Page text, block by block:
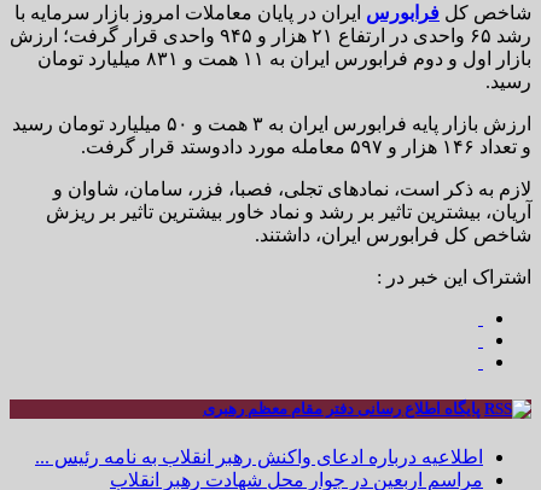
شاخص کل فرابورس ایران در پایان معاملات امروز بازار سرمایه با
رشد ۶۵ واحدی در ارتفاع ۲۱ هزار و ۹۴۵ واحدی قرار گرفت؛ ارزش
بازار اول و دوم فرابورس ایران به ۱۱ همت و ۸۳۱ میلیارد تومان
رسید.
ارزش بازار پایه فرابورس ایران به ۳ همت و ۵۰ میلیارد تومان رسید
و تعداد ۱۴۶ هزار و ۵۹۷ معامله مورد دادوستد قرار گرفت.
لازم به ذکر است، نماد‌های تجلی، فصبا، فزر، سامان، شاوان و
آریان، بیشترین تاثیر بر رشد و نماد خاور بیشترین تاثیر بر ریزش
شاخص کل فرابورس ایران، داشتند.
اشتراک این خبر در :
پایگاه اطلاع رسانی دفتر مقام معظم رهبری
اطلاعیه درباره ادعای واکنش رهبر انقلاب به نامه رئیس ...
مراسم اربعین در جوار محل شهادت رهبر انقلاب